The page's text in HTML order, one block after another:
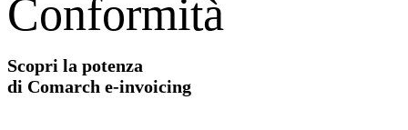
Conformità
Scopri la potenza
di Comarch e-invoicing